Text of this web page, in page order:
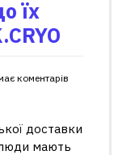
їх
коментарів
доставки
мають